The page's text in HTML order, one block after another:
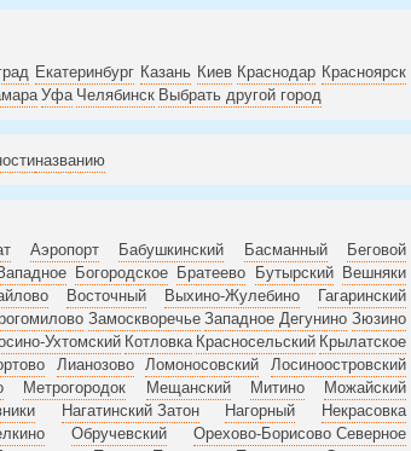
Екатеринбург Казань Киев Краснодар Красноярск
Уфа Челябинск Выбрать другой город
названию
Аэропорт Бабушкинский Басманный
Беговой
Богородское Братеево Бутырский
Вешняки
Восточный Выхино-Жулебино
Гагаринский
Замоскворечье Западное Дегунино Зюзино
Ухтомский Котловка Красносельский Крылатское
Лианозово Ломоносовский
Лосиноостровский
Метрогородок Мещанский Митино
Можайский
Нагатинский Затон Нагорный
Некрасовка
Обручевский
Орехово-Борисово Северное